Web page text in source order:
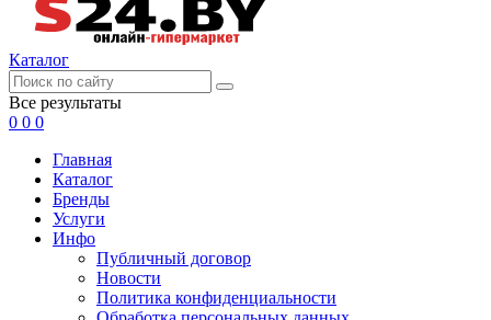
Каталог
Все результаты
0 0 0
Главная
Каталог
Бренды
Услуги
Инфо
Публичный договор
Новости
Политика конфиденциальности